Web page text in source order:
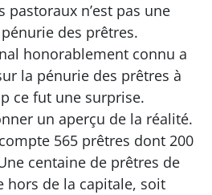
n’est pas une
des prêtres.
honorablement connu a
la pénurie des prêtres à
ce fut une surprise.
un aperçu de la réalité.
565 prêtres dont 200
centaine de prêtres de
hors de la capitale, soit